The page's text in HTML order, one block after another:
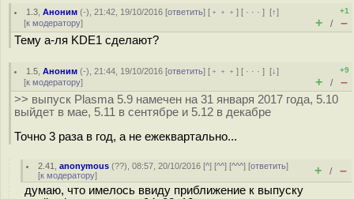
1.3 ,Аноним (-), 21:42, 19/10/2016 [ответить] [ ﹢﹢﹢] [ · · ·][↑]
[к модератору]
+1
+ / –
Тему а-ля KDE1 сделают?
1.5 ,Аноним (-), 21:44, 19/10/2016 [ответить] [ ﹢﹢﹢] [ · · ·][↓]
[к модератору]
+9
+ / –
>> выпуск Plasma 5.9 намечен на 31 января 2017 года, 5.10
выйдет в мае, 5.11 в сентябре и 5.12 в декабре
Точно 3 раза в год, а не ежеквартально...
2.41 ,anonymous (??), 08:57, 20/10/2016 [^] [^^] [^^^] [ответить]
[к модератору] + / –
думаю, что имелось ввиду приближение к выпуску